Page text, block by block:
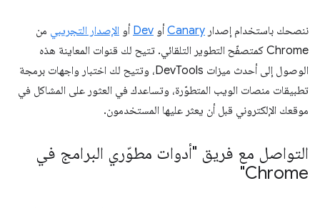
ننصحك باستخدام إصدار Canary أو Dev أو الإصدار التجريبي من
Chrome كمتصفّح التطوير التلقائي. تتيح لك قنوات المعاينة هذه
الوصول إلى أحدث ميزات DevTools، وتتيح لك اختبار واجهات برمجة
تطبيقات منصات الويب المتطوّرة، وتساعدك في العثور على المشاكل في
موقعك الإلكتروني قبل أن يعثر عليها المستخدمون.
التواصل مع فريق "أدوات مطوّري البرامج في
Chrome"